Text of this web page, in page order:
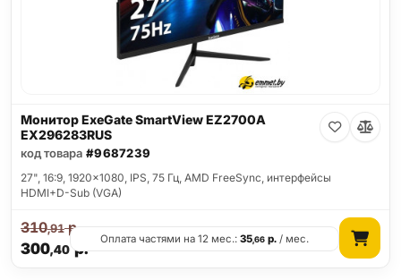
Монитор ExeGate SmartView EZ2700A
EX296283RUS
код товара #9687239
27", 16:9, 1920x1080, IPS, 75 Гц, AMD FreeSync, интерфейсы
HDMI+D-Sub (VGA)
300,40р.
310,91р.
Оплата частями на 12 мес.:35,66 р. / мес.